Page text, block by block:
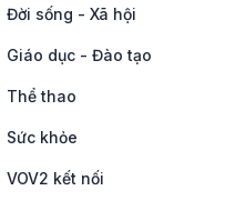
Đời sống - Xã hội
Giáo dục - Đào tạo
Thể thao
Sức khỏe
VOV2 kết nối